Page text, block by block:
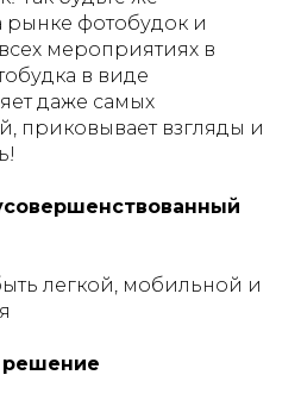
фотобудок и
мероприятиях в
в виде
даже самых
приковывает взгляды и
легкой, мобильной и